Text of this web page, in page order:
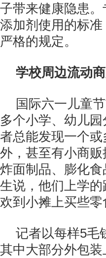
子带来健康隐患
添加剂使用的标
严格的规定。
学校周边流动
国际六一儿童
多个小学、幼儿
者总能发现一个
外，甚至有小商
炸面制品、膨化
生说，他们上学
欢到小摊上买些零
记者以每样5毛
其中大部分外包